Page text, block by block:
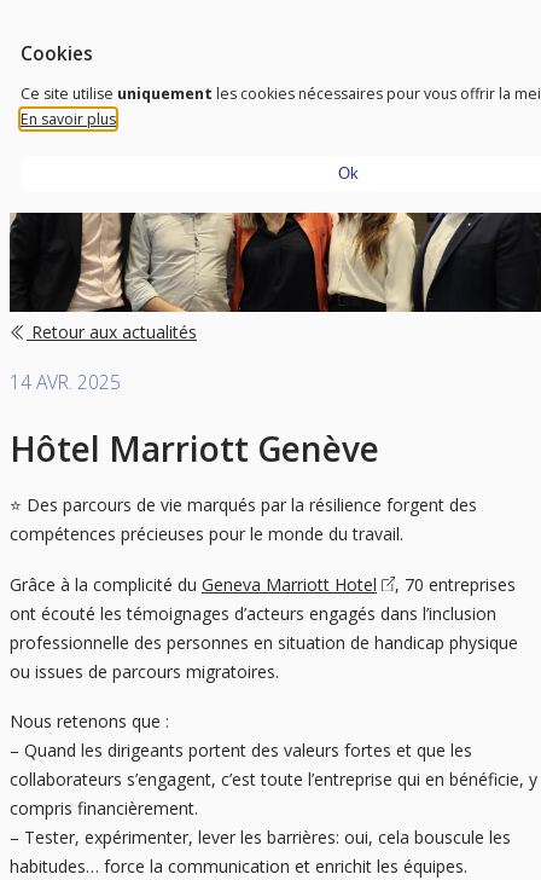
Don’t need sight, just need a vision
Retour aux actualités
14 AVR. 2025
Hôtel Marriott Genève
⭐ Des parcours de vie marqués par la résilience forgent des
compétences précieuses pour le monde du travail.
Grâce à la complicité du Geneva Marriott Hotel
, 70 entreprises
ont écouté les témoignages d’acteurs engagés dans l’inclusion
professionnelle des personnes en situation de handicap physique
ou issues de parcours migratoires.
Nous retenons que :
– Quand les dirigeants portent des valeurs fortes et que les
collaborateurs s’engagent, c’est toute l’entreprise qui en bénéficie, y
compris financièrement.
– Tester, expérimenter, lever les barrières: oui, cela bouscule les
habitudes… force la communication et enrichit les équipes.
Cookies
Ce site utilise uniquement les cookies nécessaires pour vous offrir la
En savoir plus
Ok